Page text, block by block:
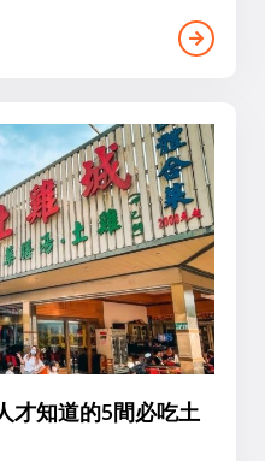
才知道的5間必吃土